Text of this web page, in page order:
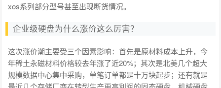
xos系列部分型号甚至出现断货情况。
企业级硬盘为什么涨价这么厉害？
这次涨价潮主要受三个因素影响：首先是原材料成本上升，今
年稀土永磁材料价格较去年涨了近20%；其次是北美几个超大
规模数据中心集中采购，单笔订单都是十万块起步；还有就是